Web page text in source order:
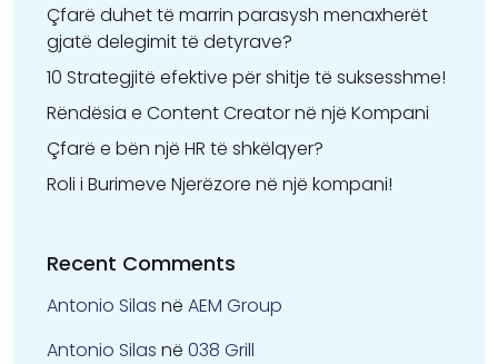
Çfarë duhet të marrin parasysh menaxherët
gjatë delegimit të detyrave?
10 Strategjitë efektive për shitje të suksesshme!
Rëndësia e Content Creator në një Kompani
Çfarë e bën një HR të shkëlqyer?
Roli i Burimeve Njerëzore në një kompani!
Recent Comments
Antonio Silas në AEM Group
Antonio Silas në 038 Grill